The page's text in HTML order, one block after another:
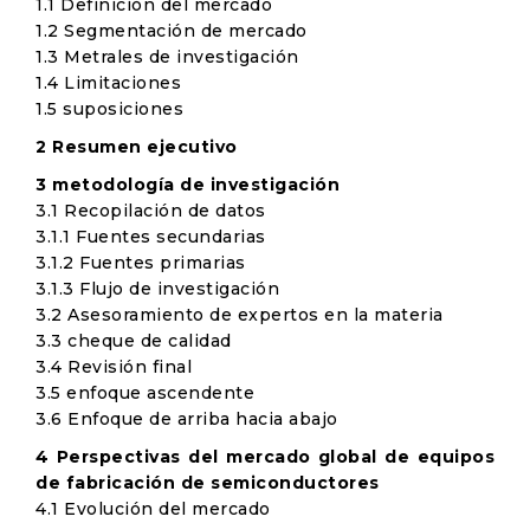
1.1 Definición del mercado
1.2 Segmentación de mercado
1.3 Metrales de investigación
1.4 Limitaciones
1.5 suposiciones
2 Resumen ejecutivo
3 metodología de investigación
3.1 Recopilación de datos
3.1.1 Fuentes secundarias
3.1.2 Fuentes primarias
3.1.3 Flujo de investigación
3.2 Asesoramiento de expertos en la materia
3.3 cheque de calidad
3.4 Revisión final
3.5 enfoque ascendente
3.6 Enfoque de arriba hacia abajo
4 Perspectivas del mercado global de equipos
de fabricación de semiconductores
4.1 Evolución del mercado